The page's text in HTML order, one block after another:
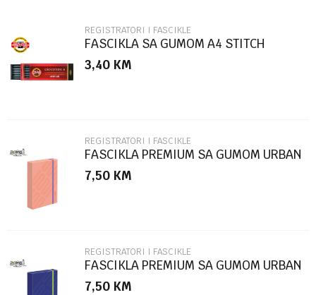
Poruka
REGISTRATORI I FASCIKLE
FASCIKLA SA GUMOM A4 STITCH
86504
3,40 KM
REGISTRATORI I FASCIKLE
FASCIKLA PREMIUM SA GUMOM URBAN
STYLE SC2770
7,50 KM
REGISTRATORI I FASCIKLE
FASCIKLA PREMIUM SA GUMOM URBAN
STYLE SC2769
7,50 KM